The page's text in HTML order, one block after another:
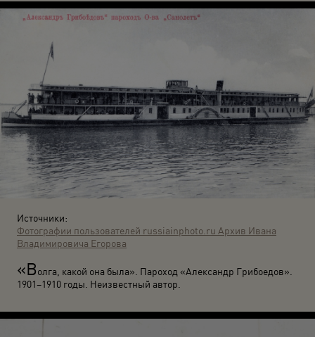
Источники:
Фотографии пользователей russiainphoto.ru Архив Ивана
Владимировича Егорова
«Волга, какой она была». Пароход «Александр Грибоедов».
1901–1910 годы. Неизвестный автор.